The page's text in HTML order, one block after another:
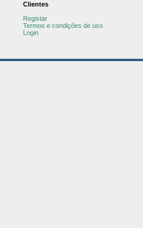
Clientes
Registar
Termos e condições de uso
Login